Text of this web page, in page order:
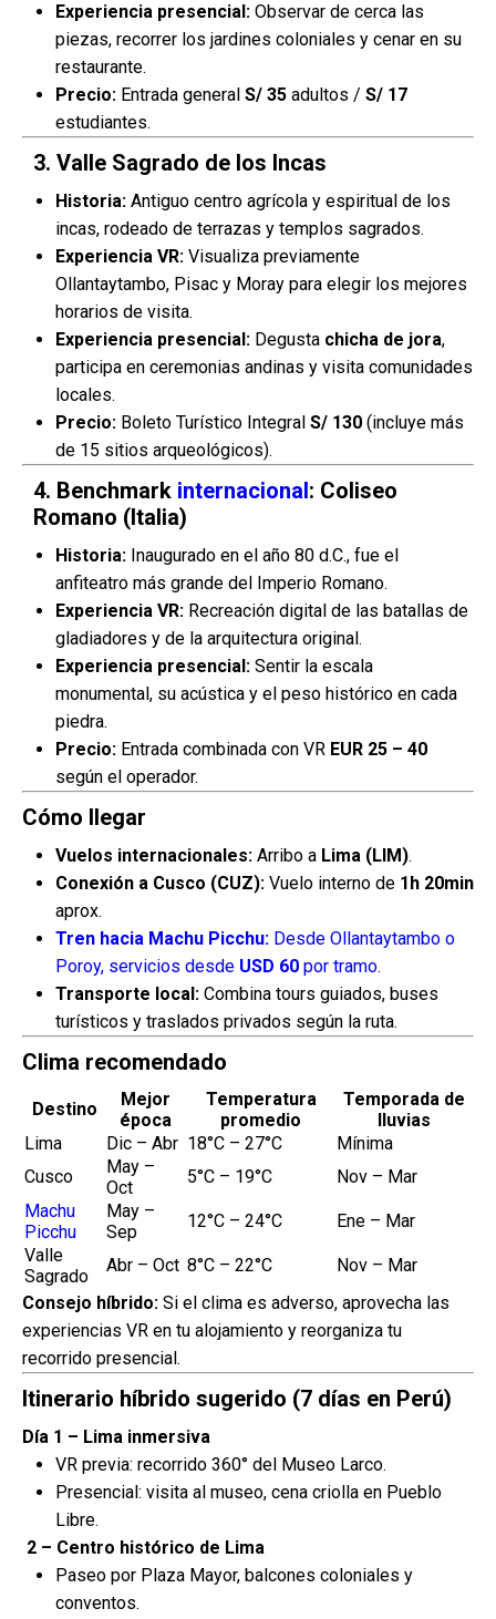
Experiencia presencial: Observar de cerca las
piezas, recorrer los jardines coloniales y cenar en su
restaurante.
Precio: Entrada general S/ 35 adultos / S/ 17
estudiantes.
3. Valle Sagrado de los Incas
Historia: Antiguo centro agrícola y espiritual de los
incas, rodeado de terrazas y templos sagrados.
Experiencia VR: Visualiza previamente
Ollantaytambo, Pisac y Moray para elegir los mejores
horarios de visita.
Experiencia presencial: Degusta chicha de jora,
participa en ceremonias andinas y visita comunidades
locales.
Precio: Boleto Turístico Integral S/ 130 (incluye más
de 15 sitios arqueológicos).
4. Benchmark internacional: Coliseo
Romano (Italia)
Historia: Inaugurado en el año 80 d.C., fue el
anfiteatro más grande del Imperio Romano.
Experiencia VR: Recreación digital de las batallas de
gladiadores y de la arquitectura original.
Experiencia presencial: Sentir la escala
monumental, su acústica y el peso histórico en cada
piedra.
Precio: Entrada combinada con VR EUR 25 – 40
según el operador.
Cómo llegar
Vuelos internacionales: Arribo a Lima (LIM).
Conexión a Cusco (CUZ): Vuelo interno de 1h 20min
aprox.
Tren hacia Machu Picchu: Desde Ollantaytambo o
Poroy, servicios desde USD 60 por tramo.
Transporte local: Combina tours guiados, buses
turísticos y traslados privados según la ruta.
Clima recomendado
Destino
Mejor
época
Temperatura
promedio
Temporada de
lluvias
Lima
Dic – Abr 18°C – 27°C
Mínima
Cusco
May –
Oct
5°C – 19°C
Nov – Mar
Machu
Picchu
May –
Sep
12°C – 24°C
Ene – Mar
Valle
Sagrado
Abr – Oct 8°C – 22°C
Nov – Mar
Consejo híbrido: Si el clima es adverso, aprovecha las
experiencias VR en tu alojamiento y reorganiza tu
recorrido presencial.
Itinerario híbrido sugerido (7 días en Perú)
Día 1 – Lima inmersiva
VR previa: recorrido 360° del Museo Larco.
Presencial: visita al museo, cena criolla en Pueblo
Libre.
2 – Centro histórico de Lima
Paseo por Plaza Mayor, balcones coloniales y
conventos.